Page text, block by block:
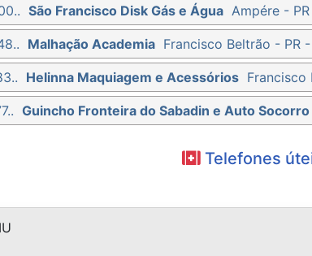
São Francisco Disk Gás e Água Ampére -
Malhação Academia Francisco Beltrão - PR -
Helinna Maquiagem e Acessórios Francisco
Guincho Fronteira do Sabadin e Auto
Telefones